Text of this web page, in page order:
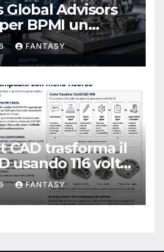
Global Advisors
BPMI un
la stampa 3D
alla filiera
FANTASY
CAD trasforma il
usando 116 volte
FANTASY